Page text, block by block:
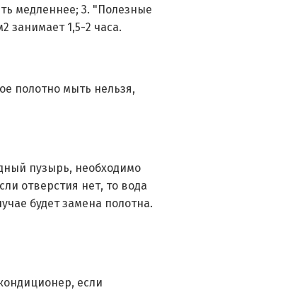
медленнее; 3. "Полезные
занимает 1,5-2 часа.
полотно мыть нельзя,
пузырь, необходимо
отверстия нет, то вода
будет замена полотна.
если